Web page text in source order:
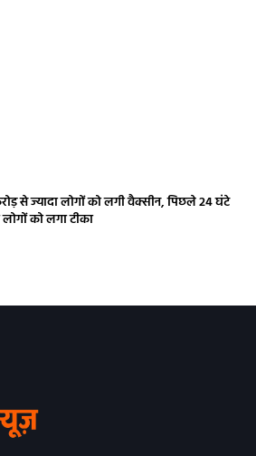
से ज्यादा लोगों को लगी वैक्सीन, पिछले 24 घंटे
को लगा टीका